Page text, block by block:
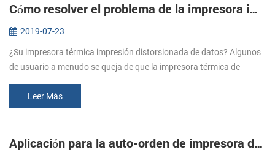
Cómo resolver el problema de la impresora impresión de la basura?
2019-07-23
¿Su impresora térmica impresión distorsionada de datos? Algunos
de usuario a menudo se queja de que la impresora térmica de
la impre...Leer Más
Aplicación para la auto-orden de impresora de quiosco - EP-380C